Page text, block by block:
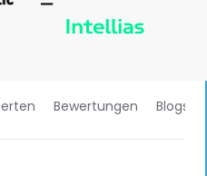
Bewertungen Blogs